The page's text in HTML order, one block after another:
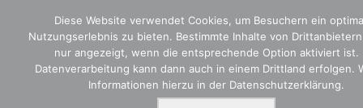
Inhalt
Diese Website verwendet Cookies, um Besuchern ein
Nutzungserlebnis zu bieten. Bestimmte Inhalte von
nur angezeigt, wenn die entsprechende Option aktiviert ist.
Datenverarbeitung kann dann auch in einem Drittland erfolgen.
Informationen hierzu in der Datenschutzerklärung.